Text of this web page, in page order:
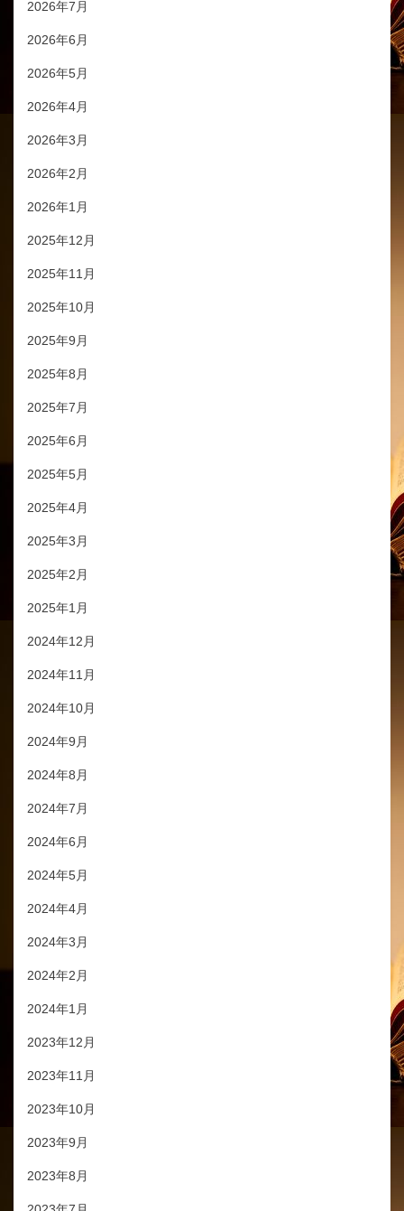
2026年7月
2026年6月
2026年5月
2026年4月
2026年3月
2026年2月
2026年1月
2025年12月
2025年11月
2025年10月
2025年9月
2025年8月
2025年7月
2025年6月
2025年5月
2025年4月
2025年3月
2025年2月
2025年1月
2024年12月
2024年11月
2024年10月
2024年9月
2024年8月
2024年7月
2024年6月
2024年5月
2024年4月
2024年3月
2024年2月
2024年1月
2023年12月
2023年11月
2023年10月
2023年9月
2023年8月